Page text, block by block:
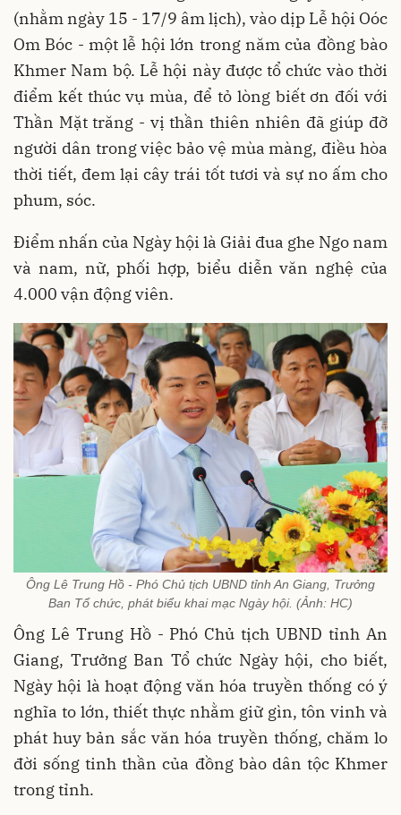
(nhằm ngày 15 - 17/9 âm lịch), vào dịp Lễ hội Oóc
Om Bóc - một lễ hội lớn trong năm của đồng bào
Khmer Nam bộ. Lễ hội này được tổ chức vào thời
điểm kết thúc vụ mùa, để tỏ lòng biết ơn đối với
Thần Mặt trăng - vị thần thiên nhiên đã giúp đỡ
người dân trong việc bảo vệ mùa màng, điều hòa
thời tiết, đem lại cây trái tốt tươi và sự no ấm cho
phum, sóc.
Điểm nhấn của Ngày hội là Giải đua ghe Ngo nam
và nam, nữ, phối hợp, biểu diễn văn nghệ của
4.000 vận động viên.
Ông Lê Trung Hồ - Phó Chủ tịch UBND tỉnh An Giang, Trưởng
Ban Tổ chức, phát biểu khai mạc Ngày hội. (Ảnh: HC)
Ông Lê Trung Hồ - Phó Chủ tịch UBND tỉnh An
Giang, Trưởng Ban Tổ chức Ngày hội, cho biết,
Ngày hội là hoạt động văn hóa truyền thống có ý
nghĩa to lớn, thiết thực nhằm giữ gìn, tôn vinh và
phát huy bản sắc văn hóa truyền thống, chăm lo
đời sống tinh thần của đồng bào dân tộc Khmer
trong tỉnh.